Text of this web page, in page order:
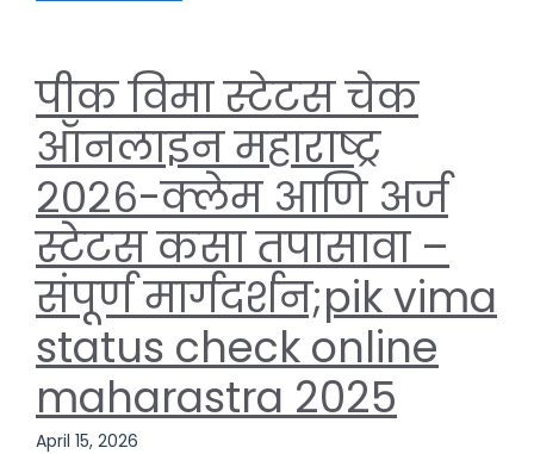
पीक विमा स्टेटस चेक
ऑनलाइन महाराष्ट्र
२०२६-क्लेम आणि अर्ज
स्टेटस कसा तपासावा –
संपूर्ण मार्गदर्शन;pik vima
status check online
maharastra 2025
April 15, 2026